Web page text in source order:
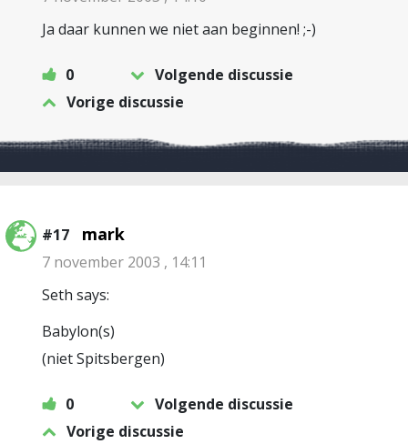
Ja daar kunnen we niet aan beginnen! ;-)
0
Volgende discussie
Vorige discussie
#17 mark
7 november 2003 , 14:11
Seth says:
Babylon(s)
(niet Spitsbergen)
0
Volgende discussie
Vorige discussie